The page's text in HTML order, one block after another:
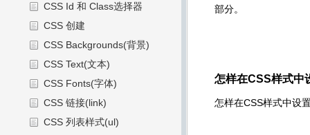
CSS Id 和 Class选择器
CSS 创建
CSS Backgrounds(背景)
CSS Text(文本)
CSS Fonts(字体)
CSS 链接(link)
CSS 列表样式(ul)
部分。
怎样在CSS样式中
怎样在CSS样式中设